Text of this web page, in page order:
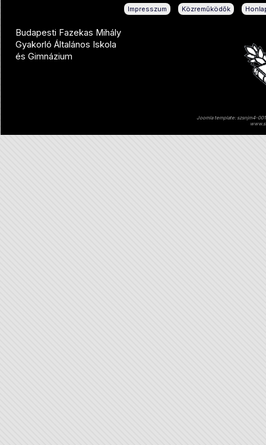
Impresszum Közreműködők
Budapesti Fazekas Mihály
Gyakorló Általános Iskola
és Gimnázium
Joomla template: szsnjm4-